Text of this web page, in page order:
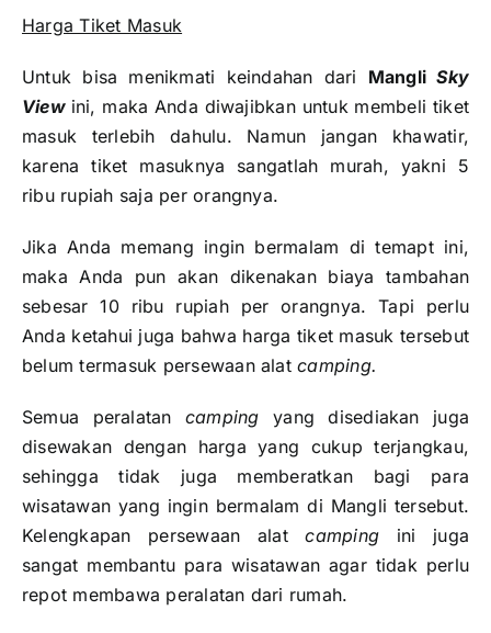
Harga Tiket Masuk
Untuk bisa menikmati keindahan dari MangliSky
View ini, maka Anda diwajibkan untuk membeli tiket
masuk terlebih dahulu. Namun jangan khawatir,
karena tiket masuknya sangatlah murah, yakni 5
ribu rupiah saja per orangnya.
Jika Anda memang ingin bermalam di temapt ini,
maka Anda pun akan dikenakan biaya tambahan
sebesar 10 ribu rupiah per orangnya. Tapi perlu
Anda ketahui juga bahwa harga tiket masuk tersebut
belum termasuk persewaan alatcamping.
Semua peralatancampingyang disediakan juga
disewakan dengan harga yang cukup terjangkau,
sehingga tidak juga memberatkan bagi para
wisatawan yang ingin bermalam di Mangli tersebut.
Kelengkapan persewaan alatcamping ini juga
sangat membantu para wisatawan agar tidak perlu
repot membawa peralatan dari rumah.